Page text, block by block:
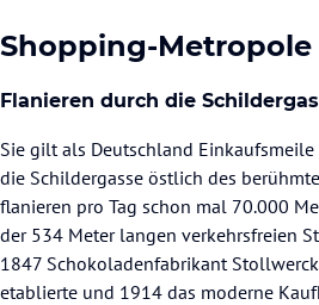
Shopping-Metropole
Flanieren durch die
Sie gilt als Deutschland Einkaufsmeile
die Schildergasse östlich des
flanieren pro Tag schon mal 70.000
der 534 Meter langen verkehrsfreien
1847 Schokoladenfabrikant Stollwerck
etablierte und 1914 das moderne